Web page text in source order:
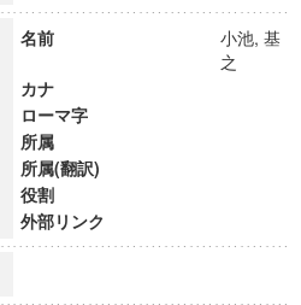
名前
小池, 基
之
カナ
ローマ字
所属
所属(翻訳)
役割
外部リンク